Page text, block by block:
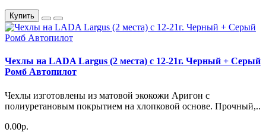
Купить
Чехлы на LADA Largus (2 места) c 12-21г. Черный + Серый
Ромб Автопилот
Чехлы изготовлены из матовой экокожи Аригон с
полиуретановым покрытием на хлопковой основе. Прочный,..
0.00р.